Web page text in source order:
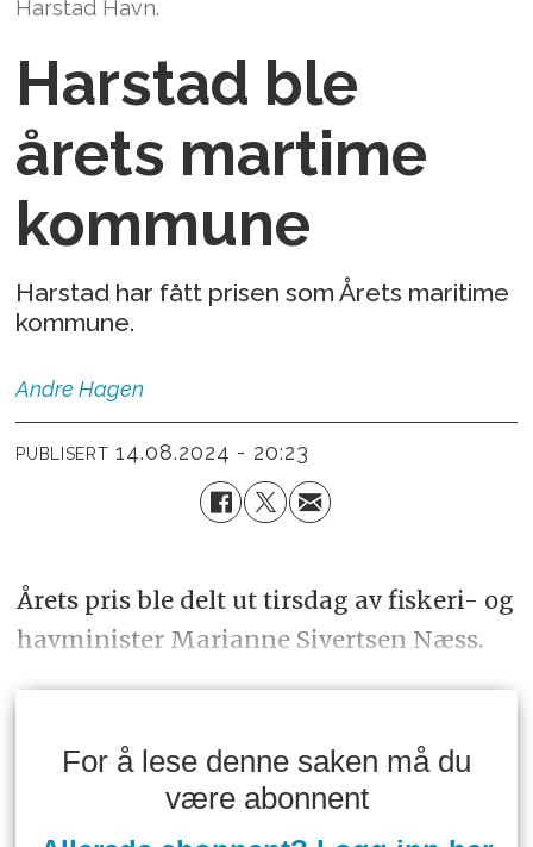
Harstad Havn.
Harstad ble
årets martime
kommune
Harstad har fått prisen som Årets maritime
kommune.
Andre Hagen
PUBLISERT 14.08.2024 - 20:23
Årets pris ble delt ut tirsdag av fiskeri- og
havminister Marianne Sivertsen Næss.
For å lese denne saken må du
være abonnent